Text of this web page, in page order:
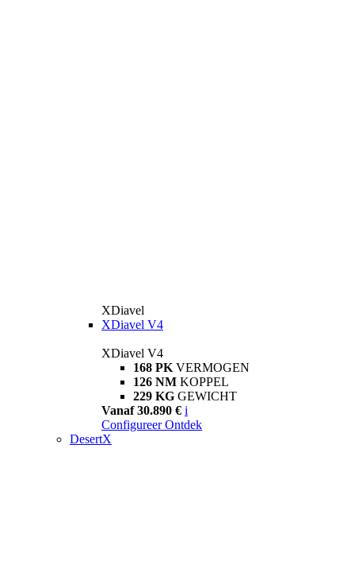
XDiavel
XDiavel V4
XDiavel V4
168 PK VERMOGEN
126 NM KOPPEL
229 KG GEWICHT
Vanaf 30.890 € i
Configureer Ontdek
DesertX